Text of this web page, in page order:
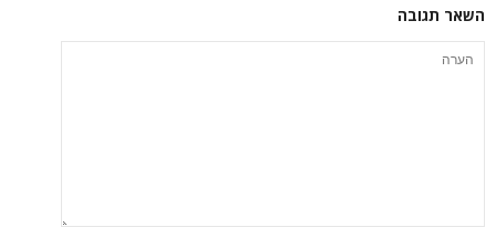
השאר תגובה